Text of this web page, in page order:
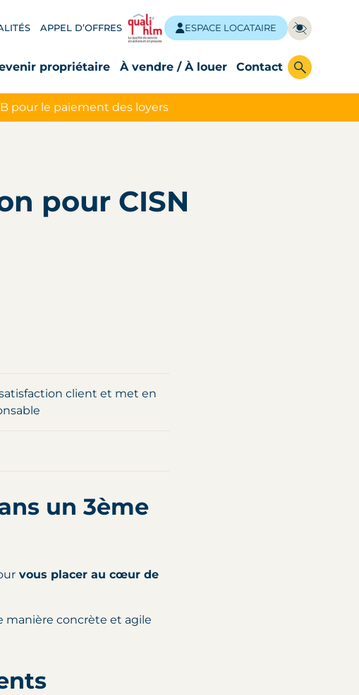
APPEL D’OFFRES ESPACE LOCATAIRE
propriétaire À vendre / À louer Contact
pour le paiement des loyers
pour CISN
client et met en
un 3ème
vous placer au cœur de
manière concrète et agile